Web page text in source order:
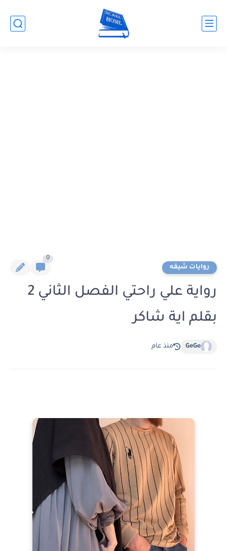
روايات شيقه
0
رواية علي راحتي الفصل الثاني 2
بقلم اية شاكر
GeGe منذ عام